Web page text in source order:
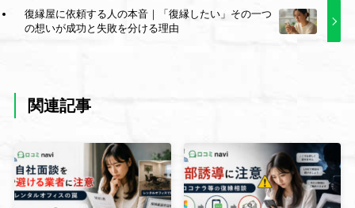
復縁屋に依頼する人の本音｜「復縁したい」その一つ
の想いが成功と失敗を分ける理由
関連記事